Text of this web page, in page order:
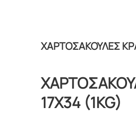
ΧΑΡΤΟΣΑΚΟΥΛΕΣ
17X34 (1KG)